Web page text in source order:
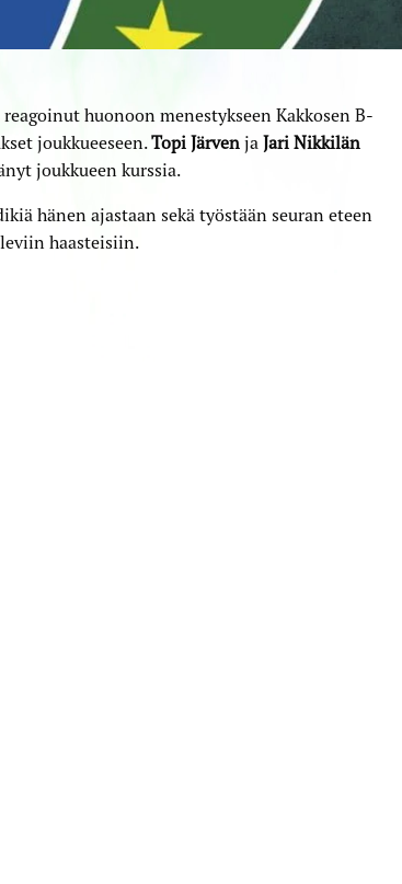
huonoon menestykseen Kakkosen B-
joukkueeseen.Topi Järvenja Jari Nikkilän
joukkueen kurssia.
hänen ajastaan sekä työstään seuran eteen
haasteisiin.